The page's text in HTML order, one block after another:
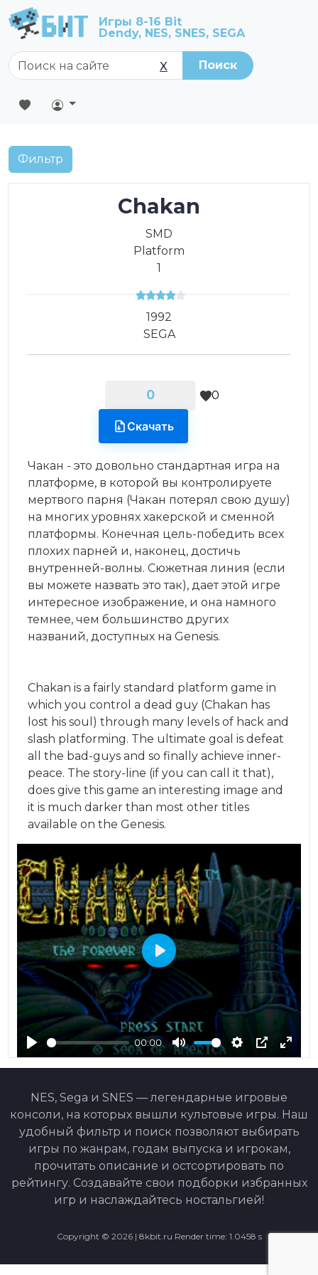
Игры 8-16 Bit
Dendy, NES, SNES, SEGA
Поиск
X
Фильтр
Chakan
SMD
Platform
1
1992
SEGA
Скачать
0 0
Чакан - это довольно стандартная игра на
платформе, в которой вы контролируете
мертвого парня (Чакан потерял свою душу)
на многих уровнях хакерской и сменной
платформы. Конечная цель-победить всех
плохих парней и, наконец, достичь
внутренней-волны. Сюжетная линия (если
вы можете назвать это так), дает этой игре
интересное изображение, и она намного
темнее, чем большинство других
названий, доступных на Genesis.
Chakan is a fairly standard platform game in
which you control a dead guy (Chakan has
lost his soul) through many levels of hack and
slash platforming. The ultimate goal is defeat
all the bad-guys and so finally achieve inner-
peace. The story-line (if you can call it that),
does give this game an interesting image and
it is much darker than most other titles
available on the Genesis.
Play
00:00
Mute Settings
PIP Enter
Play
NES, Sega и SNES — легендарные игровые
консоли, на которых вышли культовые игры. Наш
удобный фильтр и поиск позволяют выбирать
игры по жанрам, годам выпуска и игрокам,
прочитать описание и остсортировать по
рейтингу. Создавайте свои подборки избранных
игр и наслаждайтесь ностальгией!
Copyright © 2026 | 8kbit.ru Render time: 1.0458 s